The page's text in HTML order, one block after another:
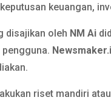
keuangan,
disajikan oleh NM Ai
riset mandiri